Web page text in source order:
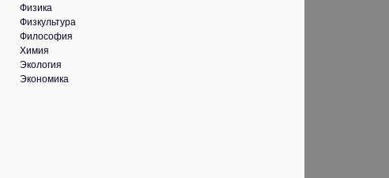
Физика
Физкультура
Философия
Химия
Экология
Экономика